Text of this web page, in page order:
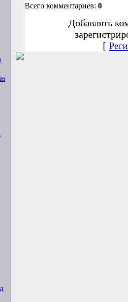
Всего комментариев: 0
Добавлять
[